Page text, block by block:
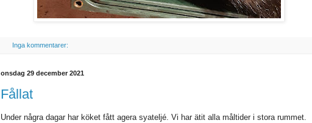
Inga kommentarer:
onsdag 29 december 2021
Fållat
Under några dagar har köket fått agera syateljé. Vi har ätit alla måltider i stora rummet.